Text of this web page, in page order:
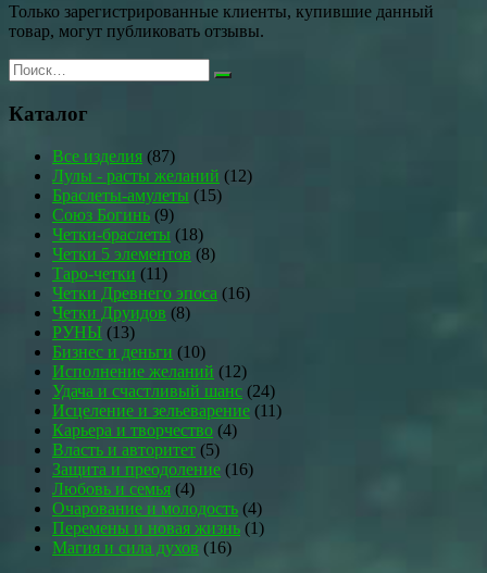
Только зарегистрированные клиенты, купившие данный
товар, могут публиковать отзывы.
Каталог
Все изделия (87)
Лулы - расты желаний (12)
Браслеты-амулеты (15)
Союз Богинь (9)
Четки-браслеты (18)
Четки 5 элементов (8)
Таро-четки (11)
Четки Древнего эпоса (16)
Четки Друидов (8)
РУНЫ (13)
Бизнес и деньги (10)
Исполнение желаний (12)
Удача и счастливый шанс (24)
Исцеление и зельеварение (11)
Карьера и творчество (4)
Власть и авторитет (5)
Защита и преодоление (16)
Любовь и семья (4)
Очарование и молодость (4)
Перемены и новая жизнь (1)
Магия и сила духов (16)